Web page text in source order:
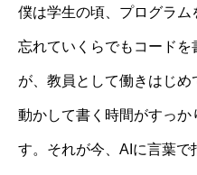
僕は学生の頃、プログラ
忘れていくらでもコード
が、教員として働きはじ
動かして書く時間がすっ
す。それが今、AIに言葉で